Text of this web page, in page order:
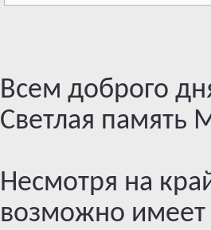
Всем доброго
Светлая память
Несмотря на
возможно имеет